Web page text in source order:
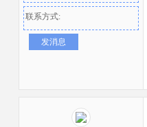
联系方式:
发消息